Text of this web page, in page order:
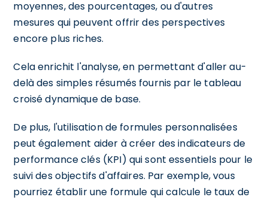
moyennes, des pourcentages, ou d'autres
mesures qui peuvent offrir des perspectives
encore plus riches.
Cela enrichit l'analyse, en permettant d'aller au-
delà des simples résumés fournis par le tableau
croisé dynamique de base.
De plus, l'utilisation de formules personnalisées
peut également aider à créer des indicateurs de
performance clés (KPI) qui sont essentiels pour le
suivi des objectifs d'affaires. Par exemple, vous
pourriez établir une formule qui calcule le taux de